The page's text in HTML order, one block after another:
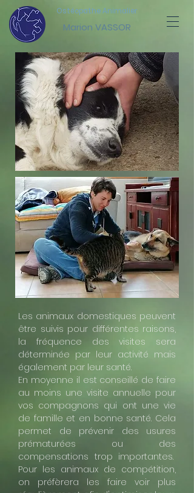
Ostéopathe Animalier
Marion VASSOR
Les animaux domestiques peuvent
être suivis pour différentes raisons,
la fréquence des visites sera
déterminée par leur activité mais
également par leur santé.
En moyenne il est conseillé de faire
au moins une visite annuelle pour
vos compagnons qui ont une vie
de famille et en bonne santé. Cela
permet de prévenir des usures
prématurées ou des
compensations trop importantes.
Pour les animaux de compétition,
on préfèrera les faire voir plus